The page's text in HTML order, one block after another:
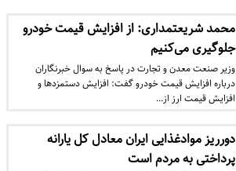
محمد شریعتمداری: از افزایش قیمت خودرو
جلوگیری می‌کنیم
وزیر صنعت معدن و تجارت در پاسخ به سوال خبرنگاران
درباره افزایش قیمت خودرو گفت: افزایش دستمزدها و
افزایش قیمت ارز از…
دورریز موادغذایی ایران معادل کل یارانه
پرداختی به مردم است